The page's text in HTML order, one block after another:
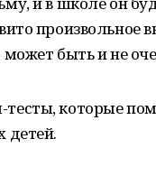
произвольное
быть и не
которые
детей.